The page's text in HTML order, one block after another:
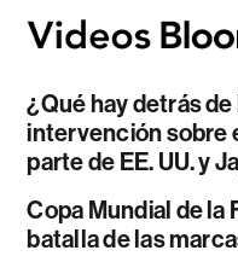
¿Qué hay detrás de
intervención sobre
parte de EE. UU. y
Copa Mundial de la
batalla de las